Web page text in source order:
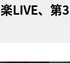
LIVE、第